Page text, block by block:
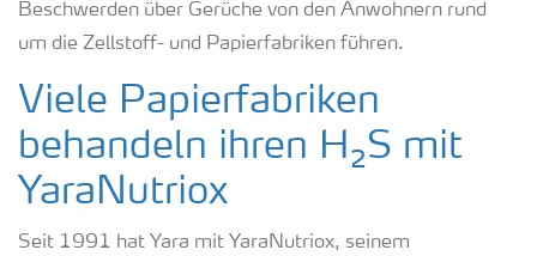
Beschwerden über Gerüche von den Anwohnern rund
um die Zellstoff- und Papierfabriken führen.
Viele Papierfabriken
behandeln ihren H₂S mit
YaraNutriox
Seit 1991 hat Yara mit YaraNutriox, seinem